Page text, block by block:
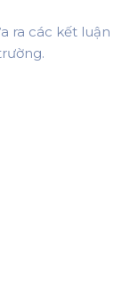
ra các kết luận